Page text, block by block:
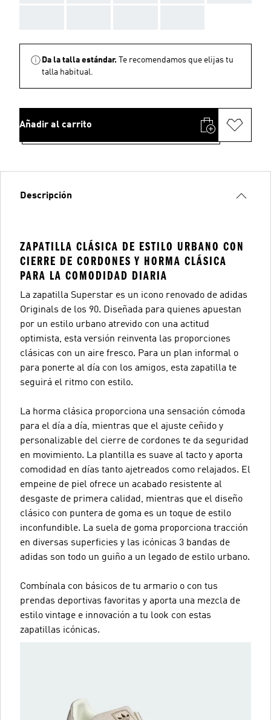
Da la talla estándar.
Te recomendamos que elijas tu
talla habitual.
Añadir al carrito
Descripción
ZAPATILLA CLÁSICA DE ESTILO URBANO CON
CIERRE DE CORDONES Y HORMA CLÁSICA
PARA LA COMODIDAD DIARIA
La zapatilla Superstar es un icono renovado de adidas
Originals de los 90. Diseñada para quienes apuestan
por un estilo urbano atrevido con una actitud
optimista, esta versión reinventa las proporciones
clásicas con un aire fresco. Para un plan informal o
para ponerte al día con los amigos, esta zapatilla te
seguirá el ritmo con estilo.
La horma clásica proporciona una sensación cómoda
para el día a día, mientras que el ajuste ceñido y
personalizable del cierre de cordones te da seguridad
en movimiento. La plantilla es suave al tacto y aporta
comodidad en días tanto ajetreados como relajados. El
empeine de piel ofrece un acabado resistente al
desgaste de primera calidad, mientras que el diseño
clásico con puntera de goma es un toque de estilo
inconfundible. La suela de goma proporciona tracción
en diversas superficies y las icónicas 3 bandas de
adidas son todo un guiño a un legado de estilo urbano.
Combínala con básicos de tu armario o con tus
prendas deportivas favoritas y aporta una mezcla de
estilo vintage e innovación a tu look con estas
zapatillas icónicas.